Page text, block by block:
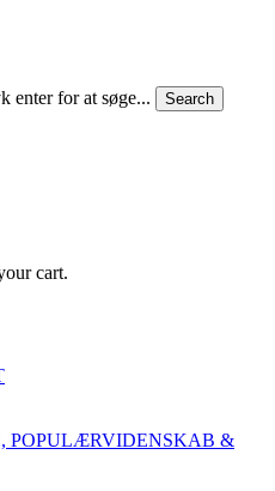
enter for at søge... Search
cart.
POPULÆRVIDENSKAB &